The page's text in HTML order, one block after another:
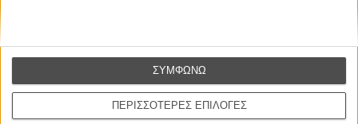
ΠΕΡΙΣΣΟΤΕΡΕΣ ΕΠΙΛΟΓΕΣ
ΣΥΜΦΩΝΩ